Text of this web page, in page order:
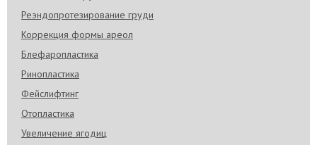
Реэндопротезирование груди
Коррекция формы ареол
Блефаропластика
Ринопластика
Фейслифтинг
Отопластика
Увеличение ягодиц